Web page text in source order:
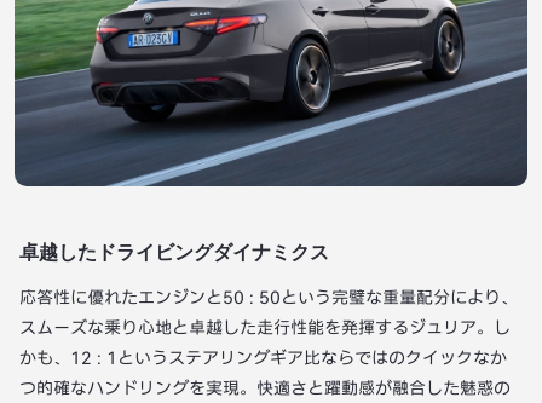
卓越したドライビングダイナミクス
応答性に優れたエンジンと50 : 50という完璧な重量配分により、
スムーズな乗り心地と卓越した走行性能を発揮するジュリア。し
かも、12 : 1というステアリングギア比ならではのクイックなか
つ的確なハンドリングを実現。快適さと躍動感が融合した魅惑の